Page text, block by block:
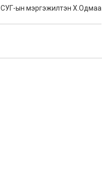
СУГ-ын мэргэжилтэн Х.Одмаа